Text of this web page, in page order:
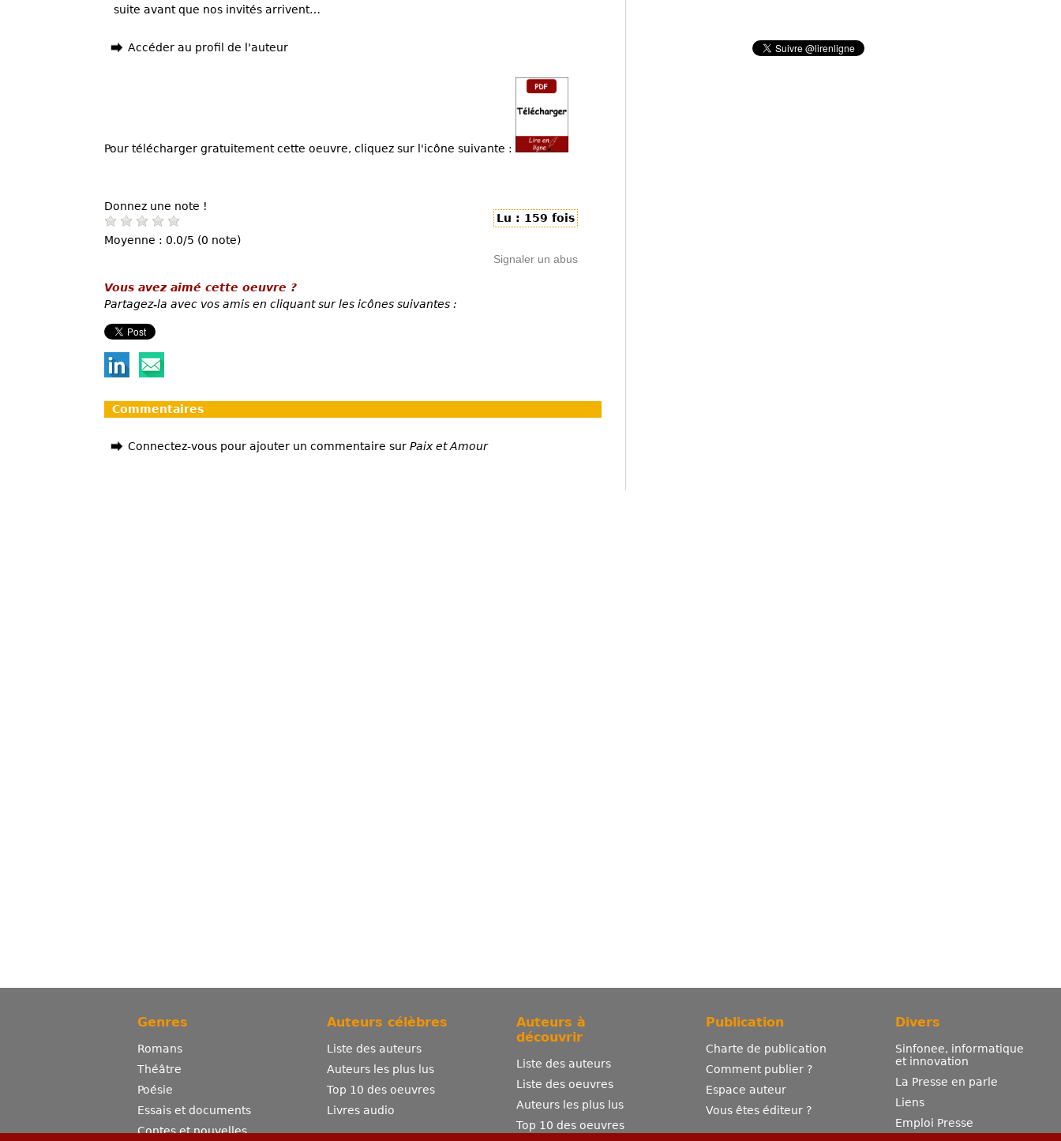
suite avant que nos invités arrivent…
Accéder au profil de l'auteur
Pour télécharger gratuitement cette oeuvre, cliquez sur l'icône suivante :
Donnez une note !
Moyenne : 0.0/5 (0 note)
Lu : 159 fois
Signaler un abus
Vous avez aimé cette oeuvre ?
Partagez-la avec vos amis en cliquant sur les icônes suivantes :
Commentaires
Connectez-vous pour ajouter un commentaire sur Paix et Amour
Genres
Romans
Théâtre
Poésie
Essais et documents
Contes et nouvelles
Auteurs célèbres
Liste des auteurs
Auteurs les plus lus
Top 10 des oeuvres
Livres audio
Auteurs à
découvrir
Liste des auteurs
Liste des oeuvres
Auteurs les plus lus
Top 10 des oeuvres
Publication
Charte de publication
Comment publier ?
Espace auteur
Vous êtes éditeur ?
Divers
Sinfonee, informatique
et innovation
La Presse en parle
Liens
Emploi Presse